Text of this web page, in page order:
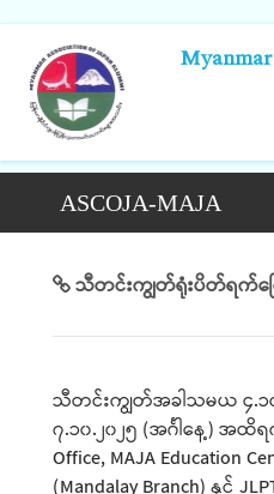
ASCOJA-MAJA
သီတင်းကျွတ်ရုံးပိတ်ရက်ကြ
သီတင်းကျွတ်အခါသမယ ၄.၁၀
၇.၁၀.၂၀၂၅ (အင်္ဂါနေ့) အထိရ
Office, MAJA Education
(Mandalay Branch) နှင့်